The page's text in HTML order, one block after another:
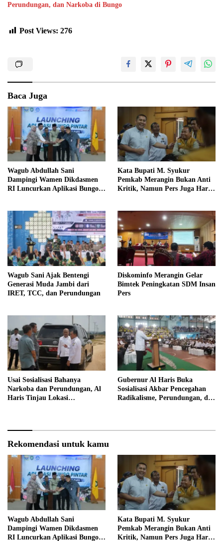
Perundungan, dan Narkoba di Bungo
Post Views: 276
Baca Juga
Wagub Abdullah Sani
Dampingi Wamen Dikdasmen
RI Luncurkan Aplikasi Bungo
Kata Bupati M. Syukur
Pemkab Merangin Bukan Anti
Kritik, Namun Pers Juga Harus
Wagub Sani Ajak Bentengi
Generasi Muda Jambi dari
IRET, TCC, dan Perundungan
Diskominfo Merangin Gelar
Bimtek Peningkatan SDM Insan
Pers
Usai Sosialisasi Bahanya
Narkoba dan Perundungan, Al
Haris Tinjau Lokasi
Gubernur Al Haris Buka
Sosialisasi Akbar Pencegahan
Radikalisme, Perundungan, dan
Rekomendasi untuk kamu
Wagub Abdullah Sani
Dampingi Wamen Dikdasmen
RI Luncurkan Aplikasi Bungo
Kata Bupati M. Syukur
Pemkab Merangin Bukan Anti
Kritik, Namun Pers Juga Harus